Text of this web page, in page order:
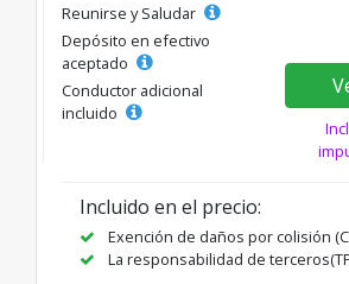
Reunirse y Saludar
Depósito en efectivo
aceptado
Conductor adicional
incluido
Incluido en el precio:
Exención de daños por colisión
La responsabilidad de